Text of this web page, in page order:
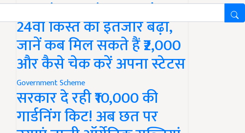
PM Kisan Yojana Update:
24वीं किस्त का इंतजार बढ़ा,
जानें कब मिल सकते हैं ₹2,000
और कैसे चेक करें अपना स्टेटस
Government Scheme
सरकार दे रही ₹10,000 की
गार्डनिंग किट! अब छत पर